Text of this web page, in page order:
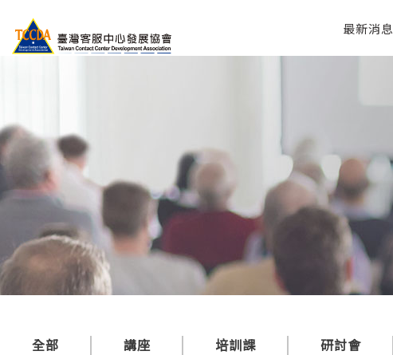
最新消息
全部 講座 培訓課 研討會